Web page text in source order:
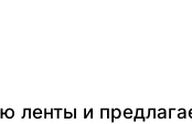
ленты и